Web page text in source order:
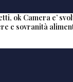
ok Camera e’
e sovranità